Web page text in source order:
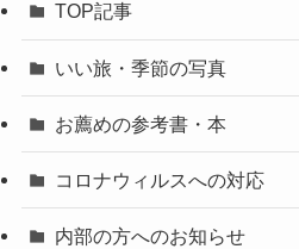
TOP記事
いい旅・季節の写真
お薦めの参考書・本
コロナウィルスへの対応
内部の方へのお知らせ